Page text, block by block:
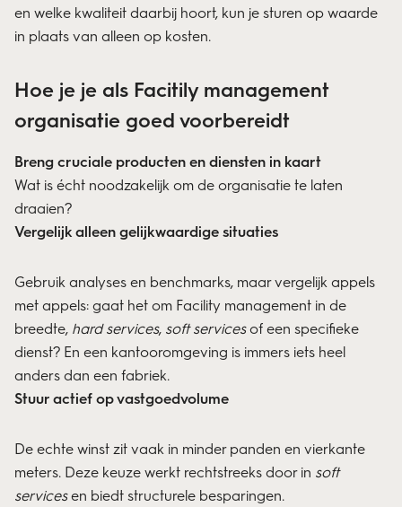
en welke kwaliteit daarbij hoort, kun je sturen op waarde
in plaats van alleen op kosten.
Hoe je je als Facitily management
organisatie goed voorbereidt
Breng cruciale producten en diensten in kaart
Wat is écht noodzakelijk om de organisatie te laten
draaien?
Vergelijk alleen gelijkwaardige situaties
Gebruik analyses en benchmarks, maar vergelijk appels
met appels: gaat het om Facility management in de
breedte, hard services, soft servicesof een specifieke
dienst? En een kantooromgeving is immers iets heel
anders dan een fabriek.
Stuur actief op vastgoedvolume
De echte winst zit vaak in minder panden en vierkante
meters. Deze keuze werkt rechtstreeks door in soft
servicesen biedt structurele besparingen.